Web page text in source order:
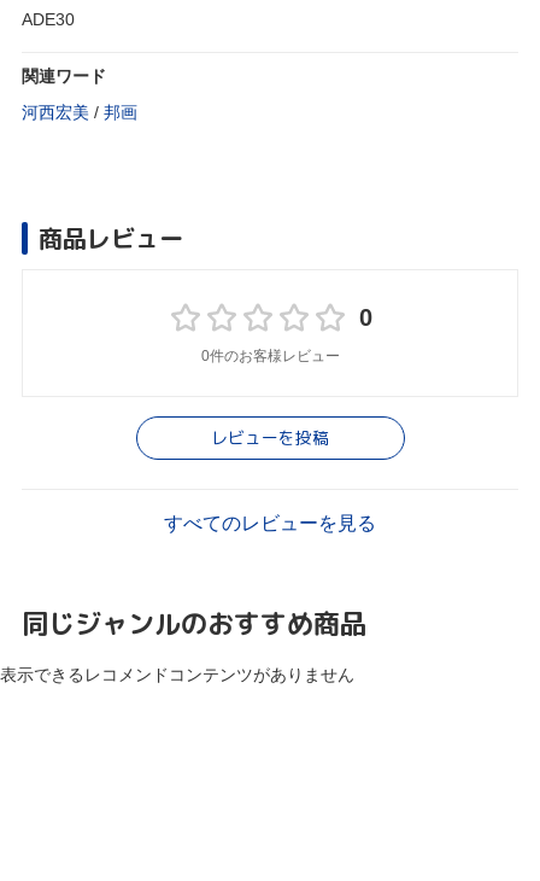
ADE30
関連ワード
河西宏美 / 邦画
商品レビュー
0
0件のお客様レビュー
レビューを投稿
すべてのレビューを見る
同じジャンルのおすすめ商品
表示できるレコメンドコンテンツがありません